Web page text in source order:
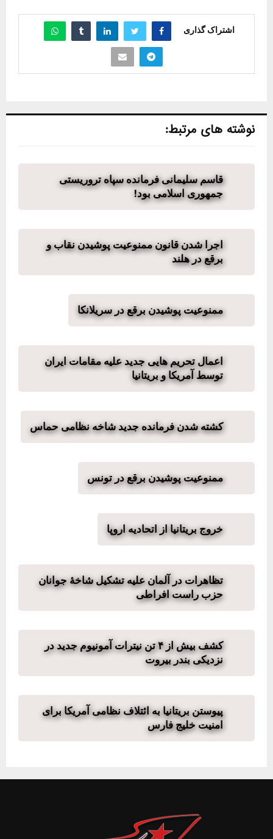
اشتراک گذاری
نوشته های مرتبط:
قاسم سلیمانی فرمانده سپاه تروریستی
جمهوری اسلامی بود!
اجرا شدن قانون ممنوعیت پوشیدن نقاب و
برقع در هلند
ممنوعیت پوشیدن برقع در سریلانکا
اعمال تحریم هایی جدید علیه مقامات ایران
توسط آمریکا و بریتانیا
کشته شدن فرمانده جدید شاخه نظامی حماس
ممنوعیت پوشیدن برقع در تونس
خروج بریتانیا از اتحادیه اروپا
تظاهرات در آلمان علیه تشکیل شاخهٔ جوانان
حزب راست افراطی
کشف بیش از ۴ تن نیترات آمونیوم جدید در
نزدیکی بندر بیروت
پیوستن بریتانیا به ائتلاف نظامی آمریکا برای
امنیت خلیج فارس